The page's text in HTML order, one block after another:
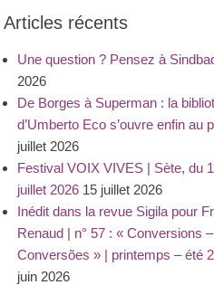
Articles récents
Une question ? Pensez à
2026
De Borges à Superman : la
d’Umberto Eco s’ouvre enfin au
juillet 2026
Festival VOIX VIVES | Sète, du
juillet 2026 15 juillet 2026
Inédit dans la revue Sigila pour
Renaud | n° 57 : « Conversions –
Conversões » | printemps – été
juin 2026